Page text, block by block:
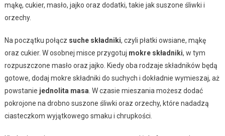
mąkę, cukier, masło, jajko oraz dodatki, takie jak suszone śliwki i
orzechy.
Na początku połącz suche składniki, czyli płatki owsiane, mąkę
oraz cukier. W osobnej misce przygotuj mokre składniki, w tym
rozpuszczone masło oraz jajko. Kiedy oba rodzaje składników będą
gotowe, dodaj mokre składniki do suchych i dokładnie wymieszaj, aż
powstanie jednolita masa . W czasie mieszania możesz dodać
pokrojone na drobno suszone śliwki oraz orzechy, które nadadzą
ciasteczkom wyjątkowego smaku i chrupkości.